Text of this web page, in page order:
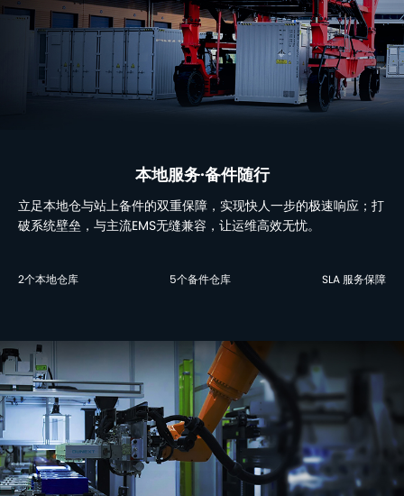
本地服务·备件随行
立足本地仓与站上备件的双重保障，实现快人一步的极速响应；打
破系统壁垒，与主流EMS无缝兼容，让运维高效无忧。
2个本地仓库 5个备件仓库 SLA 服务保障